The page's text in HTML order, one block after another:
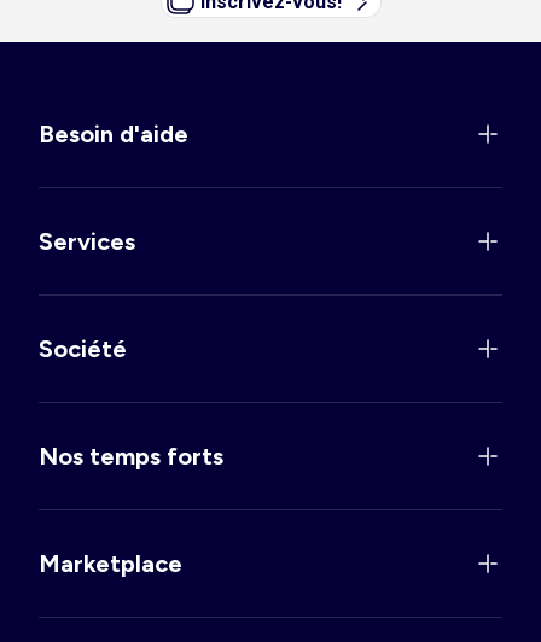
Besoin d'aide
Services
Société
Nos temps forts
Marketplace